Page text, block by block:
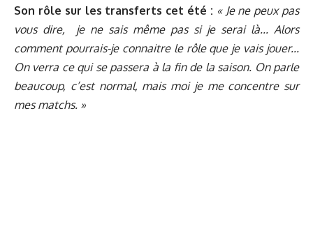
Son rôle sur les transferts cet été : « Je ne peux pas
vous dire, je ne sais même pas si je serai là... Alors
comment pourrais-je connaitre le rôle que je vais jouer...
On verra ce qui se passera à la fin de la saison. On parle
beaucoup, c’est normal, mais moi je me concentre sur
mes matchs. »